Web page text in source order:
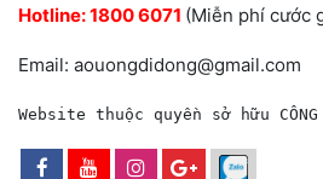
Hotline:1800 6071 (Miễn phí cước
Email: aouongdidong@gmail.com
Website thuộc quyền sở hữu CÔNG